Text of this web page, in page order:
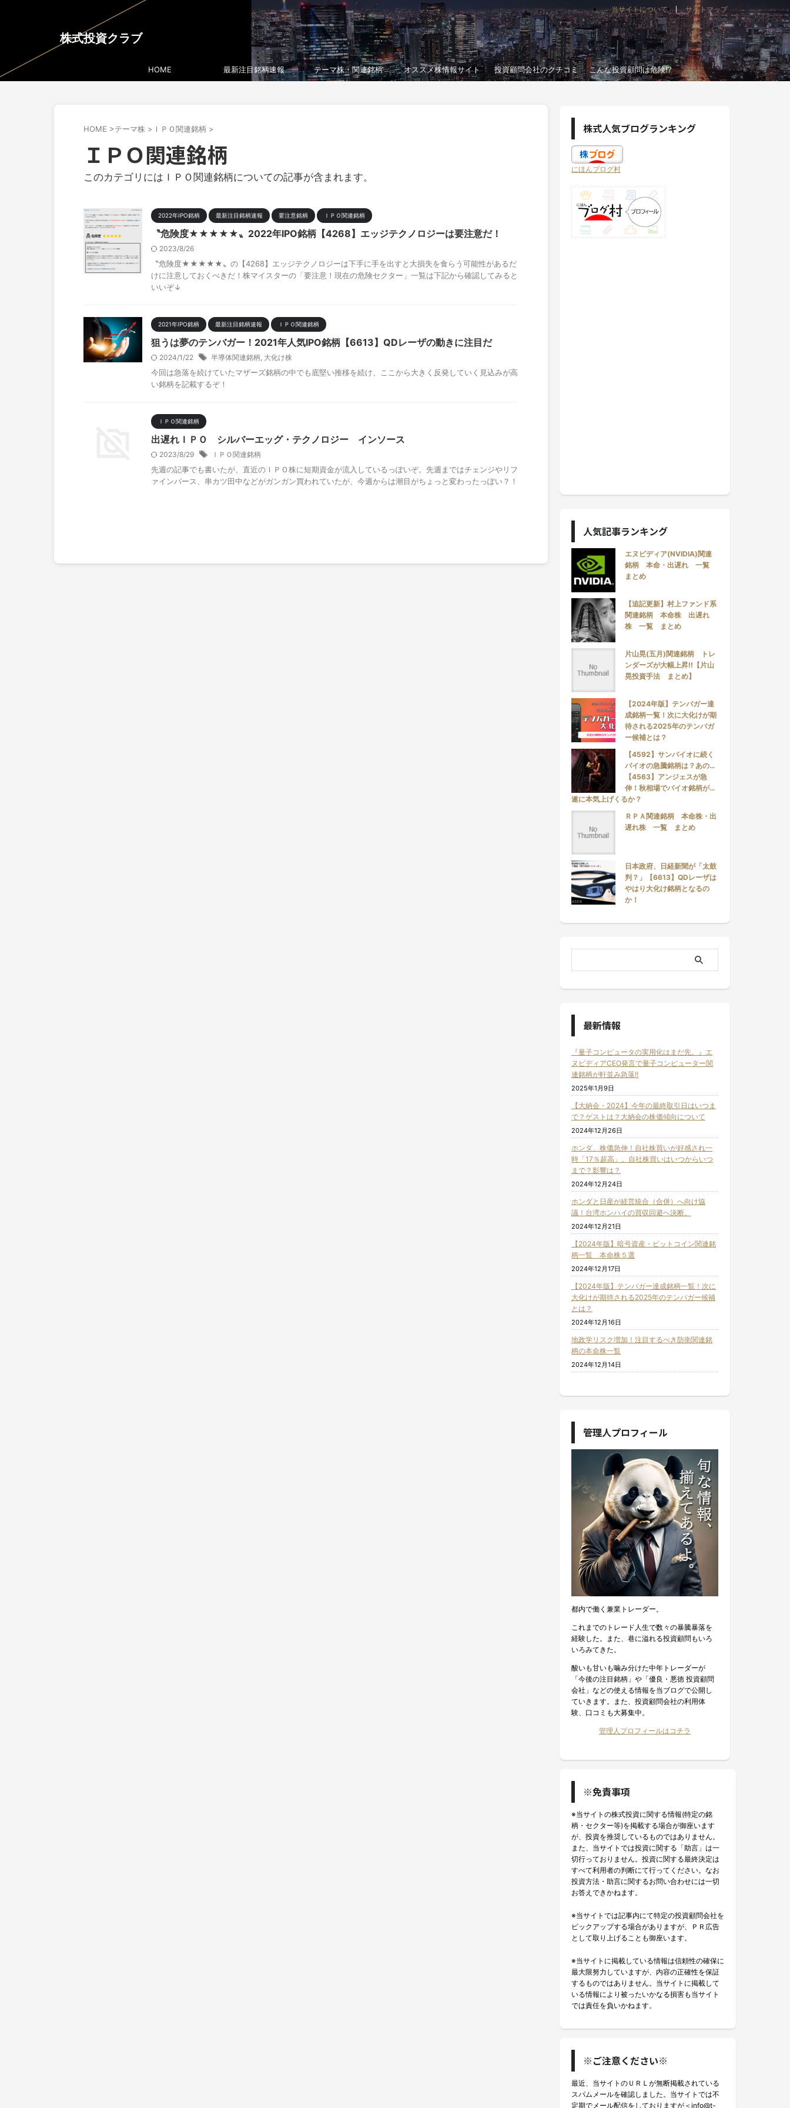
株式投資クラブ
当サイトについて サイトマップ
HOME 最新注目銘柄速報 テーマ株・関連銘柄 オススメ株情報サイト 投資顧問会社のクチコミ こんな投資顧問は危険!?
HOME >テーマ株 > ＩＰＯ関連銘柄 >
ＩＰＯ関連銘柄
このカテゴリにはＩＰＯ関連銘柄についての記事が含まれます。
2022年IPO銘柄 最新注目銘柄速報 要注意銘柄 ＩＰＯ関連銘柄
〝危険度★★★★★〟2022年IPO銘柄【4268】エッジテクノロジーは要注意だ！
2023/8/26
〝危険度★★★★★〟の【4268】エッジテクノロジーは下手に手を出すと大損失を食らう可能性があるだ
けに注意しておくべきだ！株マイスターの「要注意！現在の危険セクター」一覧は下記から確認してみると
いいぞ↓
2021年IPO銘柄 最新注目銘柄速報 ＩＰＯ関連銘柄
狙うは夢のテンバガー！2021年人気IPO銘柄【6613】QDレーザの動きに注目だ
2024/1/22 半導体関連銘柄, 大化け株
今回は急落を続けていたマザーズ銘柄の中でも底堅い推移を続け、ここから大きく反発していく見込みが高
い銘柄を記載するぞ！
ＩＰＯ関連銘柄
出遅れＩＰＯ シルバーエッグ・テクノロジー インソース
2023/8/29 ＩＰＯ関連銘柄
先週の記事でも書いたが、直近のＩＰＯ株に短期資金が流入しているっぽいぞ。先週まではチェンジやリフ
ァインバース、串カツ田中などがガンガン買われていたが、今週からは潮目がちょっと変わったっぽい？！
株式人気ブログランキング
にほんブログ村
人気記事ランキング
エヌビディア(NVIDIA)関連
銘柄 本命・出遅れ 一覧
まとめ
【追記更新】村上ファンド系
関連銘柄 本命株 出遅れ
株 一覧 まとめ
片山晃(五月)関連銘柄 トレ
ンダーズが大幅上昇!!【片山
晃投資手法 まとめ】
【2024年版】テンバガー達
成銘柄一覧！次に大化けが期
待される2025年のテンバガ
ー候補とは？
【4592】サンバイオに続く
バイオの急騰銘柄は？あの…
【4563】アンジェスが急
伸！秋相場でバイオ銘柄が…
遂に本気上げくるか？
ＲＰＡ関連銘柄 本命株・出
遅れ株 一覧 まとめ
日本政府、日経新聞が「太鼓
判？」【6613】QDレーザは
やはり大化け銘柄となるの
か！
最新情報
『量子コンピュータの実用化はまだ先。』エ
ヌビディアCEO発言で量子コンピューター関
連銘柄が軒並み急落!!
2025年1月9日
【大納会・2024】今年の最終取引日はいつま
で？ゲストは？大納会の株価傾向について
2024年12月26日
ホンダ、株価急伸！自社株買いが好感され一
時「17％超高」。自社株買いはいつからいつ
まで？影響は？
2024年12月24日
ホンダと日産が経営統合（合併）へ向け協
議！台湾ホンハイの買収回避へ決断。
2024年12月21日
【2024年版】暗号資産・ビットコイン関連銘
柄一覧 本命株５選
2024年12月17日
【2024年版】テンバガー達成銘柄一覧！次に
大化けが期待される2025年のテンバガー候補
とは？
2024年12月16日
地政学リスク増加！注目するべき防衛関連銘
柄の本命株一覧
2024年12月14日
管理人プロフィール
都内で働く兼業トレーダー。
これまでのトレード人生で数々の暴騰暴落を
経験した。また、巷に溢れる投資顧問もいろ
いろみてきた。
酸いも甘いも噛み分けた中年トレーダーが
「今後の注目銘柄」や「優良・悪徳 投資顧問
会社」などの使える情報を当ブログで公開し
ていきます。また、投資顧問会社の利用体
験、口コミも大募集中。
管理人プロフィールはコチラ
※免責事項
※当サイトの株式投資に関する情報(特定の銘
柄・セクター等)を掲載する場合が御座います
が、投資を推奨しているものではありません。
また、当サイトでは投資に関する「助言」は一
切行っておりません。投資に関する最終決定は
すべて利用者の判断にて行ってください。なお
投資方法・助言に関するお問い合わせには一切
お答えできかねます。
※当サイトでは記事内にて特定の投資顧問会社を
ピックアップする場合がありますが、ＰＲ広告
として取り上げることも御座います。
※当サイトに掲載している情報は信頼性の確保に
最大限努力していますが、内容の正確性を保証
するものではありません。当サイトに掲載して
いる情報により被ったいかなる損害も当サイト
では責任を負いかねます。
※ご注意ください※
最近、当サイトのＵＲＬが無断掲載されている
スパムメールを確認しました。当サイトでは不
定期でメール配信をしておりますが＜info@t-